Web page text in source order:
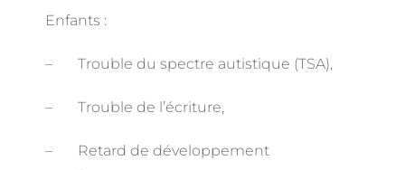
Enfants :
– Trouble du spectre autistique (TSA),
– Trouble de l’écriture,
–
Retard de développement